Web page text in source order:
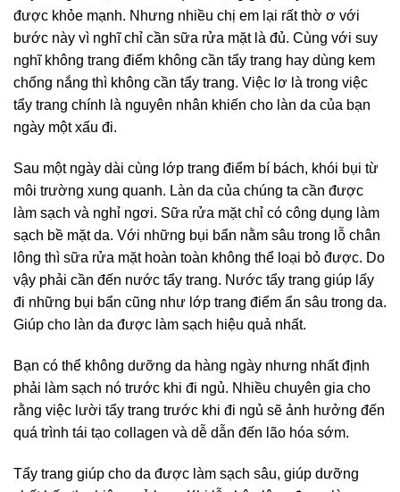
được khỏe mạnh. Nhưng nhiều chị em lại rất thờ ơ với
bước này vì nghĩ chỉ cần sữa rửa mặt là đủ. Cùng với suy
nghĩ không trang điểm không cần tẩy trang hay dùng kem
chống nắng thì không cần tẩy trang. Việc lơ là trong việc
tẩy trang chính là nguyên nhân khiến cho làn da của bạn
ngày một xấu đi.
Sau một ngày dài cùng lớp trang điểm bí bách, khói bụi từ
môi trường xung quanh. Làn da của chúng ta cần được
làm sạch và nghỉ ngơi. Sữa rửa mặt chỉ có công dụng làm
sạch bề mặt da. Với những bụi bẩn nằm sâu trong lỗ chân
lông thì sữa rửa mặt hoàn toàn không thể loại bỏ được. Do
vậy phải cần đến nước tẩy trang. Nước tẩy trang giúp lấy
đi những bụi bẩn cũng như lớp trang điểm ẩn sâu trong da.
Giúp cho làn da được làm sạch hiệu quả nhất.
Bạn có thể không dưỡng da hàng ngày nhưng nhất định
phải làm sạch nó trước khi đi ngủ. Nhiều chuyên gia cho
rằng việc lười tẩy trang trước khi đi ngủ sẽ ảnh hưởng đến
quá trình tái tạo collagen và dễ dẫn đến lão hóa sớm.
Tẩy trang giúp cho da được làm sạch sâu, giúp dưỡng